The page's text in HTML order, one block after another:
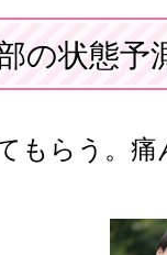
の状態予
もらう。痛